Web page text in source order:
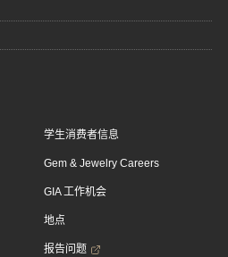
学生消费者信息
Gem & Jewelry Careers
GIA 工作机会
地点
报告问题